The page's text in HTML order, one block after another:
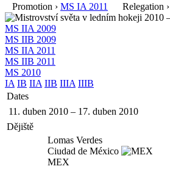
Promotion › MS IA 2011 Relegation ›
MS IIA 2009
MS IIB 2009
MS IIA 2011
MS IIB 2011
MS 2010
IA IB IIA IIB IIIA IIIB
Dates
11. duben 2010 – 17. duben 2010
Dějiště
Lomas Verdes
Ciudad de México
MEX